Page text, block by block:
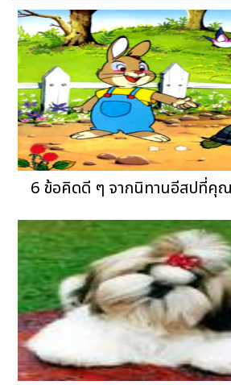
6 ข้อคิดดี ๆ จากนิทานอีสปที่คุณ